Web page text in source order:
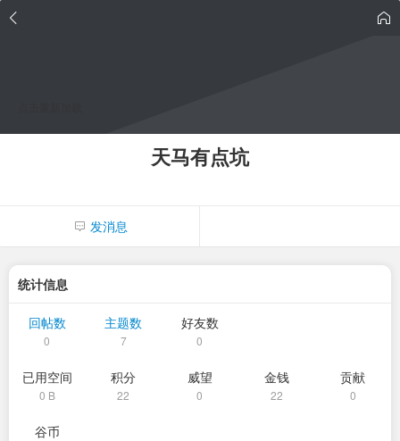
天马有点坑
发消息
统计信息
回帖数
0
主题数
7
好友数
0
已用空间
0 B
积分
22
威望
0
金钱
22
贡献
0
谷币